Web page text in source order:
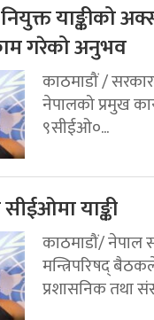
याङ्कीको
गरेको अनुभव
काठमाडौं /
नेपालको प्रमुख
९सीईओ०...
याङ्की
काठमाडौं/ नेपाल
मन्त्रिपरिषद्
प्रशासनिक तथा